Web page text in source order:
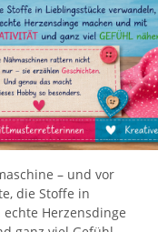
– und vor
die Stoffe in
Herzensdinge